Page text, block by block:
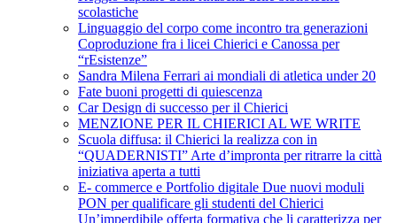
scolastiche
Linguaggio del corpo come incontro tra generazioni
Coproduzione fra i licei Chierici e Canossa per
“rEsistenze”
Sandra Milena Ferrari ai mondiali di atletica under 20
Fate buoni progetti di quiescenza
Car Design di successo per il Chierici
MENZIONE PER IL CHIERICI AL WE WRITE
Scuola diffusa: il Chierici la realizza con in
“QUADERNISTI” Arte d’impronta per ritrarre la città
iniziativa aperta a tutti
E- commerce e Portfolio digitale Due nuovi moduli
PON per qualificare gli studenti del Chierici
Un’imperdibile offerta formativa che li caratterizza per